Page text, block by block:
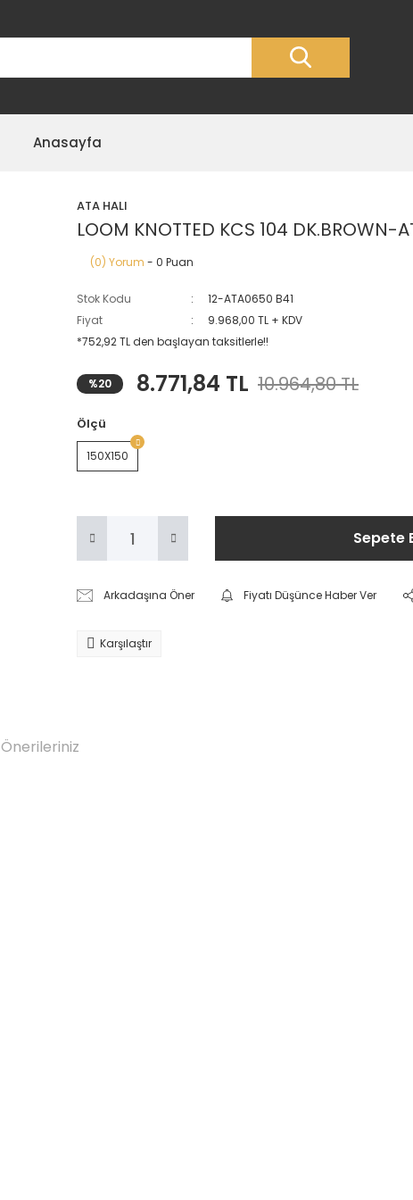
Anasayfa
ATA HALI
LOOM KNOTTED KCS 104 DK.BROWN-
(0) Yorum - 0 Puan
Stok Kodu
12-ATA0650 B41
Fiyat
9.968,00 TL + KDV
*752,92 TL den başlayan taksitlerle!!
%20 8.771,84 TL 10.964,80 TL
Ölçü
150X150
Sepete
Arkadaşına Öner Fiyatı Düşünce Haber Ver
Karşılaştır
Önerileriniz